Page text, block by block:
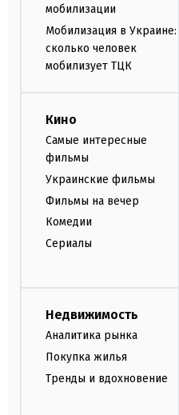
мобилизации
Мобилизация в Украине:
сколько человек
мобилизует ТЦК
Кино
Самые интересные
фильмы
Украинские фильмы
Фильмы на вечер
Комедии
Сериалы
Недвижимость
Аналитика рынка
Покупка жилья
Тренды и вдохновение